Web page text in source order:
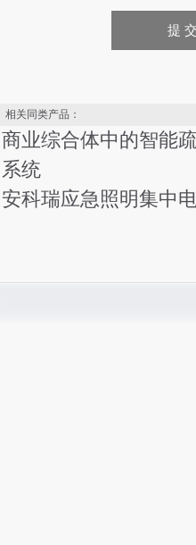
相关同类产品：
商业综合体中的智能
系统
安科瑞应急照明集中